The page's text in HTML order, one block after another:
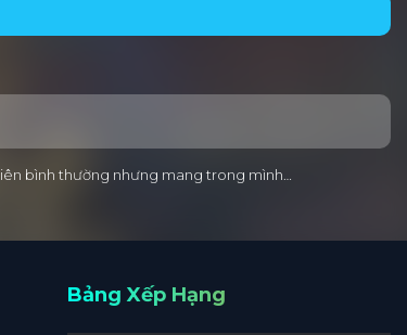
bình thường nhưng mang trong mình…
Bảng Xếp Hạng